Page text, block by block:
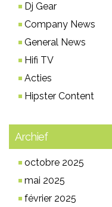
Dj Gear
Company News
General News
Hifi TV
Acties
Hipster Content
Archief
octobre 2025
mai 2025
février 2025